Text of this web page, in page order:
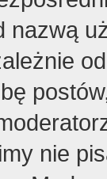
nazwą
nie